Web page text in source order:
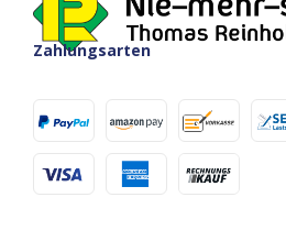
Zahlungsarten